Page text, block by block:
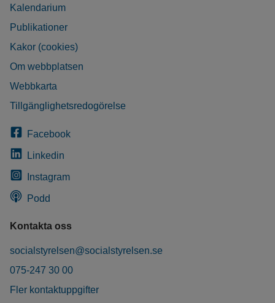
Kalendarium
Publikationer
Kakor (cookies)
Om webbplatsen
Webbkarta
Tillgänglighetsredogörelse
Facebook
Linkedin
Instagram
Podd
Kontakta oss
socialstyrelsen@socialstyrelsen.se
075-247 30 00
Fler kontaktuppgifter